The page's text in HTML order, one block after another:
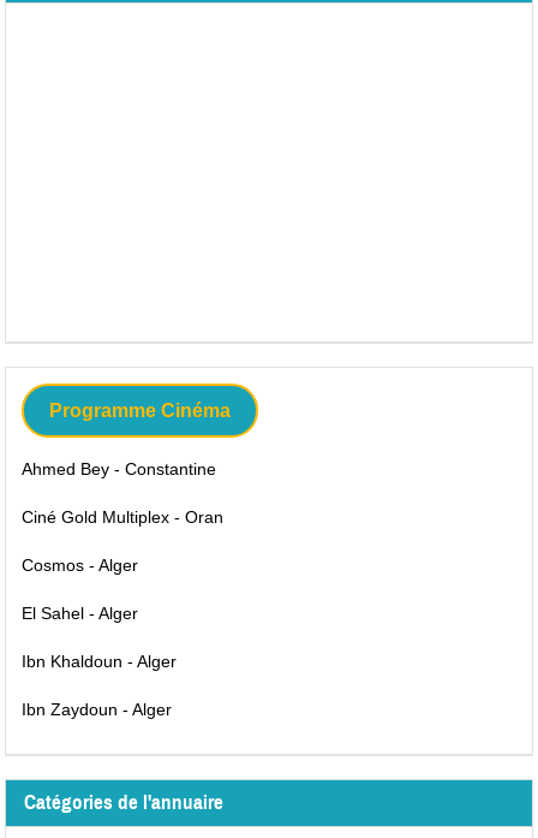
Programme Cinéma
Ahmed Bey - Constantine
Ciné Gold Multiplex - Oran
Cosmos - Alger
El Sahel - Alger
Ibn Khaldoun - Alger
Ibn Zaydoun - Alger
Catégories de l'annuaire